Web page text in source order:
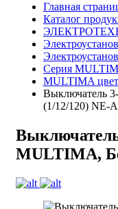
Главная
Каталог
Серия
MULTIMA
Выключатель
(1/12/120) NE-
MULTIMA,